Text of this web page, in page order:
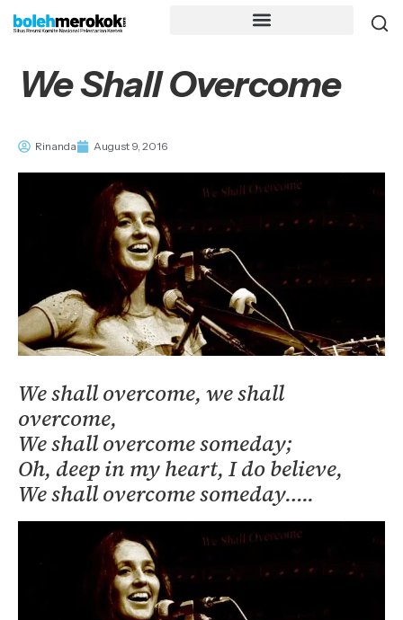
We Shall Overcome
Rinanda August 9, 2016
We shall overcome, we shall
overcome,
We shall overcome someday;
Oh, deep in my heart, I do believe,
We shall overcome someday…..